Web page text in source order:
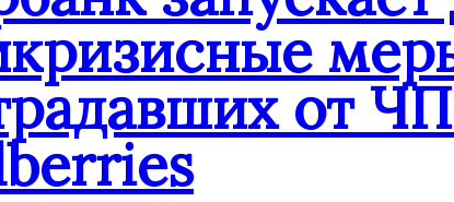
от